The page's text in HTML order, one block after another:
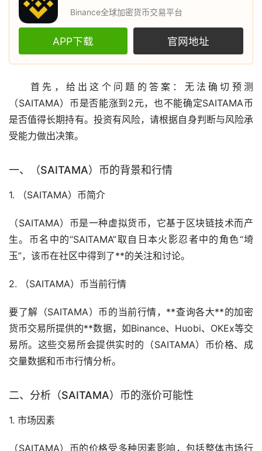
Binance全球加密货币交易平台
APP下载 官网地址
首先，给出这个问题的答案：无法确切预测
（SAITAMA）币是否能涨到2元，也不能确定SAITAMA币
是否值得长期持有。投资有风险，请根据自身判断与风险承
受能力做出决策。
一、（SAITAMA）币的背景和行情
1. （SAITAMA）币简介
（SAITAMA）币是一种虚拟货币，它基于区块链技术而产
生。币名中的“SAITAMA”取自日本火影忍者中的角色“埼
玉”，该币在社区中得到了**的关注和讨论。
2. （SAITAMA）币当前行情
要了解（SAITAMA）币的当前行情，**查询各大**的加密
货币交易所提供的**数据，如Binance、Huobi、OKEx等交
易所。这些交易所会提供实时的（SAITAMA）币价格、成
交量数据和币市行情分析。
二、分析（SAITAMA）币的涨价可能性
1. 市场因素
（SAITAMA）币的价格受多种因素影响，包括整体市场行